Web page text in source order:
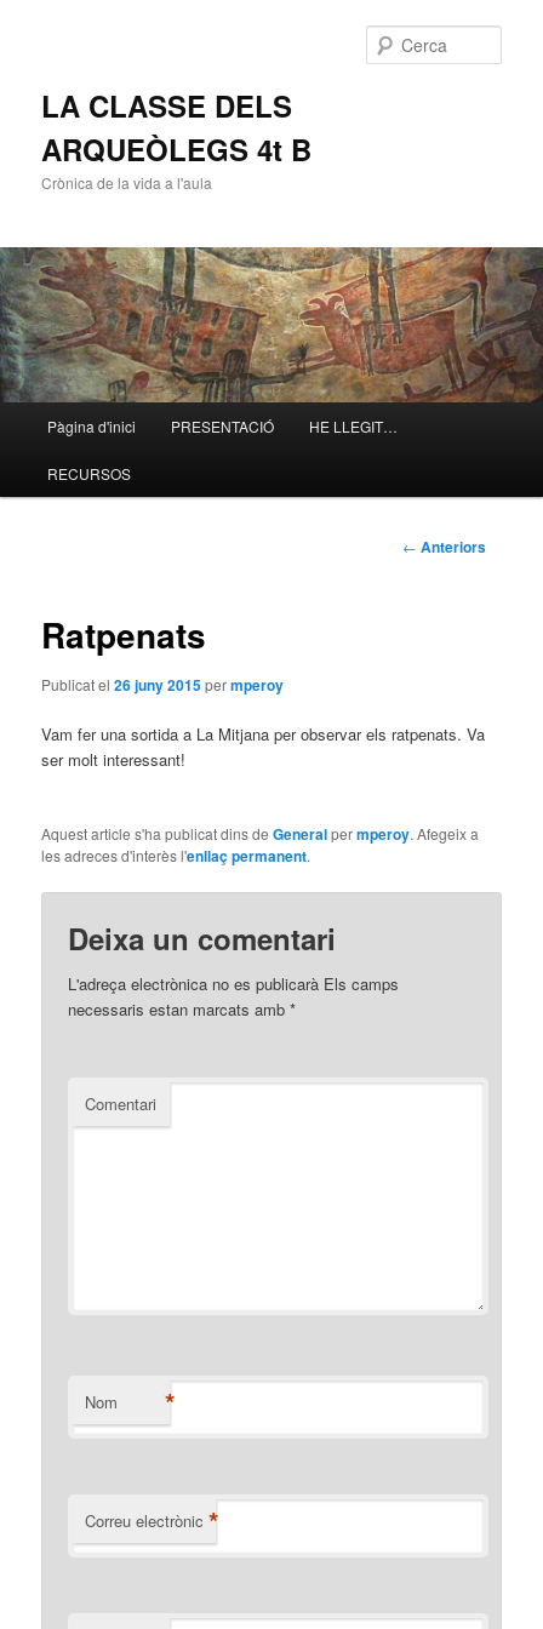
LA CLASSE DELS
ARQUEÒLEGS 4t B
Crònica de la vida a l'aula
Aneu
al
Pàgina d'inici PRESENTACIÓ HE LLEGIT…
RECURSOS
Navegació
← Anteriors
Ratpenats
Publicat el26 juny 2015permperoy
Vam fer una sortida a La Mitjana per observar els ratpenats. Va
ser molt interessant!
Aquest article s'ha publicat dins deGeneralpermperoy. Afegeix a
les adreces d'interès l'enllaç permanent.
Deixa un comentari
L'adreça electrònica no es publicarà Els camps
necessaris estan marcats amb*
Comentari
Nom *
Correu electrònic *